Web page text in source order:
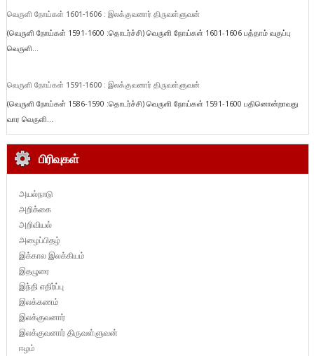
வெருளி நோய்கள் 1601-1606 : இலக்குவனார் திருவள்ளுவன்
(வெருளி நோய்கள் 1591-1600 :தொடர்ச்சி) வெருளி நோய்கள் 1601-1606 பத்தாம் வகுப்பு
வெருளி...
வெருளி நோய்கள் 1591-1600 : இலக்குவனார் திருவள்ளுவன்
(வெருளி நோய்கள் 1586-1590 :தொடர்ச்சி) வெருளி நோய்கள் 1591-1600 பதினொன்றாவது
வார வெருளி...
பிரிவுகள்
அயல்நாடு
அறிக்கை
அறிவியல்
அழைப்பிதழ்
இக்கால இலக்கியம்
இதழுரை
இந்தி எதிர்ப்பு
இலக்கணம்
இலக்குவனார்
இலக்குவனார் திருவள்ளுவன்
ஈழம்